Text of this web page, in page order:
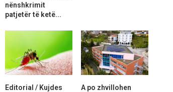
nënshkrimit
patjetër të ketë...
Editorial / Kujdes
A po zhvillohen